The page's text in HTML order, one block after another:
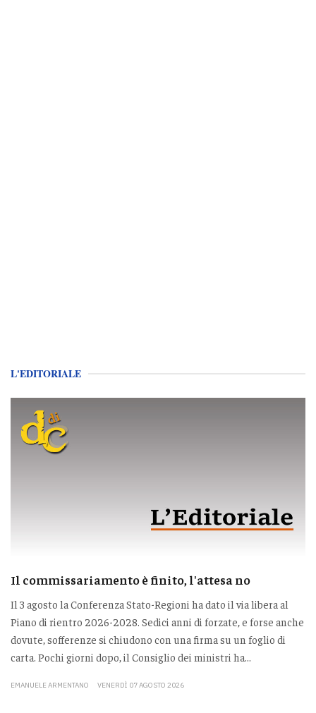
L'EDITORIALE
Il commissariamento è finito, l'attesa no
Il 3 agosto la Conferenza Stato-Regioni ha dato il via libera al
Piano di rientro 2026-2028. Sedici anni di forzate, e forse anche
dovute, sofferenze si chiudono con una firma su un foglio di
carta. Pochi giorni dopo, il Consiglio dei ministri ha...
EMANUELE ARMENTANO VENERDÌ 07 AGOSTO 2026